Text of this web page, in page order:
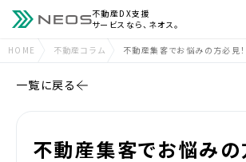
不動産DX支援
サービスなら、ネオス。
HOME 不動産コラム 不動産集客でお悩みの方必見
一覧に戻る
不動産集客でお悩みの